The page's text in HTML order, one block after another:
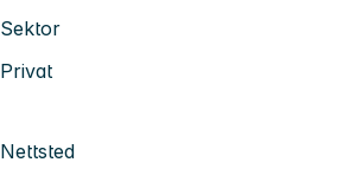
Sektor
Privat
Nettsted